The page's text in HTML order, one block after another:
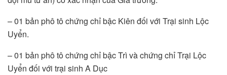
– 01 bản phô tô chứng chỉ bậc Kiên đối với Trại sinh Lộc
Uyển.
– 01 bản phô tô chứng chỉ bậc Trì và chứng chỉ Trại Lộc
Uyển đối với trại sinh A Dục